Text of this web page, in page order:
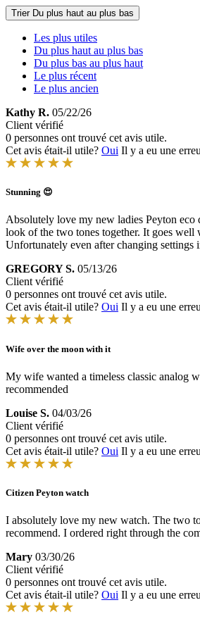
Trier Du plus haut au plus bas
Les plus utiles
Du plus haut au plus bas
Du plus bas au plus haut
Le plus récent
Le plus ancien
Kathy R. 05/22/26
Client vérifié
0 personnes ont trouvé cet avis utile.
Cet avis était-il utile? Oui Il y a eu une
Stunning 😍
Absolutely love my new ladies Peyton eco
look of the two tones together. It goes
Unfortunately even after changing
GREGORY S. 05/13/26
Client vérifié
0 personnes ont trouvé cet avis utile.
Cet avis était-il utile? Oui Il y a eu une
Wife over the moon with it
My wife wanted a timeless classic analog
recommended
Louise S. 04/03/26
Client vérifié
0 personnes ont trouvé cet avis utile.
Cet avis était-il utile? Oui Il y a eu une
Citizen Peyton watch
I absolutely love my new watch. The two
recommend. I ordered right through the
Mary 03/30/26
Client vérifié
0 personnes ont trouvé cet avis utile.
Cet avis était-il utile? Oui Il y a eu une